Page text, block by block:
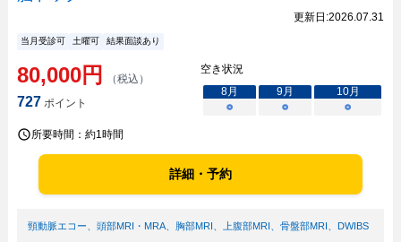
更新日:2026.07.31
当月受診可 土曜可 結果面談あり
80,000円 （税込）
727 ポイント
空き状況
8月 9月 10月
○
○ ○
所要時間： 約1時間
詳細・予約
頸動脈エコー 頭部MRI・MRA、 胸部MRI 上腹部MRI 骨盤部MRI DWIBS